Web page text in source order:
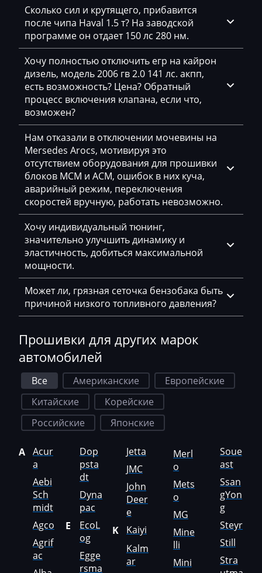
Ponsse
Porsche
Powerscreen
Prinoth
Pronar
Putzmeister
Ravo
Ravon
Renault
RMH
Ropa
RostSelMash
Rottne
Rover
Saic
Samsung
Sandvik
Sany
Schaeff
Schaffer
Seat
SEM
Sennebogen
Shacman
Сколько сил и крутящего, прибавится
после чипа Haval 1.5 т? На заводской
программе он отдает 150 лс 280 нм.
Хочу полностью отключить егр на кайрон
дизель, модель 2006 гв 2.0 141 лс. акпп,
есть возможность? Цена? Обратный
процесс включения клапана, если что,
возможен?
Нам отказали в отключении мочевины на
Mersedes Arocs, мотивируя это
отсутствием оборудования для прошивки
блоков MCM и ACM, ошибок в них куча,
аварийный режим, переключения
скоростей вручную, работать невозможно.
Хочу индивидуальный тюнинг,
значительно улучшить динамику и
эластичность, добиться максимальной
мощности.
Может ли, грязная сеточка бензобака быть
причиной низкого топливного давления?
Прошивки для других марок
автомобилей
Все Американские
Европейские
Китайские
Корейские
Российские
Японские
A Acur
a
Aebi
Sch
midt
Agco
Agrif
ac
Dop
psta
dt
Dyna
pac
E
EcoL
og
Egge
rsma
Jetta
JMC
John
Deer
e
K
Kaiyi
Kalm
ar
Merl
o
Mets
o
MG
Mine
lli
Mini
Soue
ast
Ssan
gYon
g
Steyr
Still
Stra